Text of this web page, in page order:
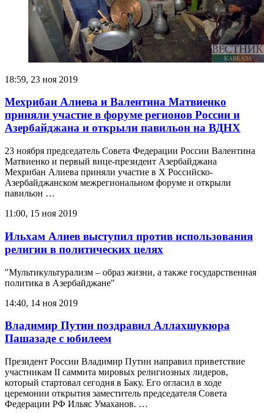
18:59, 23 ноя 2019
Мехрибан Алиева и Валентина Матвиенко
приняли участие в форуме регионов России и
Азербайджана и открыли павильон на ВДНХ
23 ноября председатель Совета Федерации России Валентина
Матвиенко и первый вице-президент Азербайджана
Мехрибан Алиева приняли участие в X Российско-
Азербайджанском межрегиональном форуме и открыли
павильон …
11:00, 15 ноя 2019
Ильхам Алиев выступил против использования
религии в политических целях
"Мультикультурализм – образ жизни, а также государственная
политика в Азербайджане"
14:40, 14 ноя 2019
Владимир Путин поздравил Аллахшукюра
Пашазаде с юбилеем
Президент России Владимир Путин направил приветствие
участникам II саммита мировых религиозных лидеров,
который стартовал сегодня в Баку. Его огласил в ходе
церемонии открытия заместитель председателя Совета
Федерации РФ Ильяс Умаханов. …